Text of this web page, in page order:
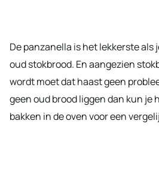
De panzanella is het lekkerste als
oud stokbrood. En aangezien
wordt moet dat haast geen
geen oud brood liggen dan kun je
bakken in de oven voor een